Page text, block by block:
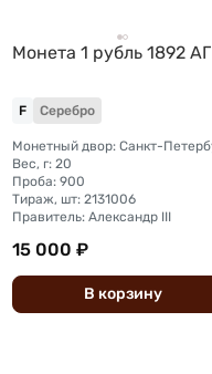
Монета 1 рубль 1892 АГ
F Серебро
Вес, г: 20
Проба: 900
Тираж, шт: 2131006
Правитель: Александр III
15 000 ₽
В корзину